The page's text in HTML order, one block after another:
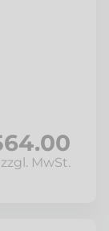
MwSt.